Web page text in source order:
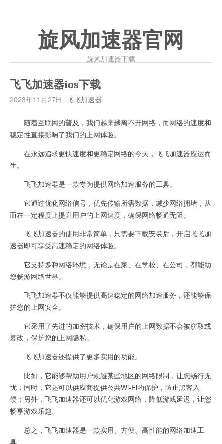
旋风加速器官网
旋风加速器下载
飞飞加速器ios下载
2023年11月27日 飞飞加速器
随着互联网的普及，我们越来越离不开网络，而网络的速度和
稳定性直接影响了我们的上网体验。
在永远追求更快速度和更稳定网络的今天，飞飞加速器应运而
生。
飞飞加速器是一款专为提供网络加速服务的工具。
它通过优化网络信号，优先传输所需数据，减少网络拥堵，从
而在一定程度上提升用户的上网速度，确保网络畅通无阻。
飞飞加速器的使用非常简单，只需要下载安装后，开启飞飞加
速器即可享受高速稳定的网络体验。
它支持多种网络环境，无论是在家、在学校、在公司，都能助
您畅游网络世界。
飞飞加速器不仅能够提供高速稳定的网络加速服务，还能够保
护您的上网安全。
它采用了先进的加密技术，确保用户的上网数据不会被窃取或
篡改，保护您的上网隐私。
飞飞加速器还提供了更多实用的功能。
比如，它能够帮助用户规避某些地区的网络限制，让您畅行无
忧；同时，它还可以供应商提供公共Wi-Fi的保护，防止黑客入
侵；另外，飞飞加速器还可以优化游戏网络，降低游戏延迟，让您
畅享游戏乐趣。
总之，飞飞加速器是一款实用、方便、高性能的网络加速工
具。